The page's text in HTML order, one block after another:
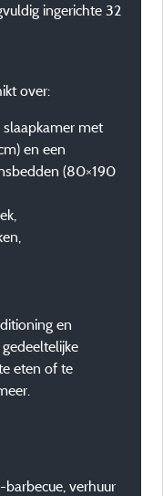
ingerichte 32
over:
slaapkamer met
en een
(80×190
en
eten of te
barbecue, verhuur